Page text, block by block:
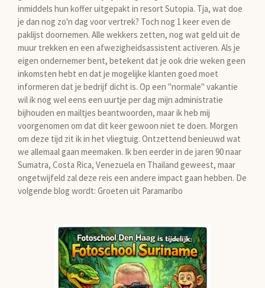
inmiddels hun koffer uitgepakt in resort Sutopia. Tja, wat doe
je dan nog zo'n dag voor vertrek? Toch nog 1 keer even de
paklijst doornemen. Alle wekkers zetten, nog wat geld uit de
muur trekken en een afwezigheidsassistent activeren. Als je
eigen ondernemer bent, betekent dat je ook drie weken geen
inkomsten hebt en dat je mogelijke klanten goed moet
informeren dat je bedrijf dicht is. Op een "normale" vakantie
wil ik nog wel eens een uurtje per dag mijn administratie
bijhouden en mailtjes beantwoorden, maar ik heb mij
voorgenomen om dat dit keer gewoon niet te doen. Morgen
om deze tijd zit ik in het vliegtuig. Ontzettend benieuwd wat
we allemaal gaan meemaken. Ik ben eerder in de jaren 90 naar
Sumatra, Costa Rica, Venezuela en Thailand geweest, maar
ongetwijfeld zal deze reis een andere impact gaan hebben. De
volgende blog wordt: Groeten uit Paramaribo